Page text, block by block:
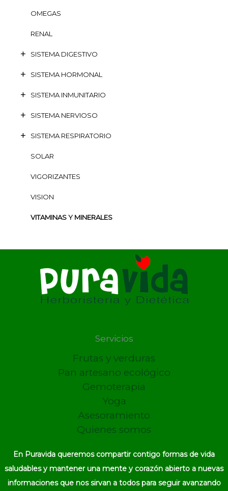
OMEGAS
RENAL
SISTEMA DIGESTIVO
SISTEMA HORMONAL
SISTEMA INMUNITARIO
SISTEMA NERVIOSO
SISTEMA RESPIRATORIO
SOLAR
VIGORIZANTES
VISION
VITAMINAS Y MINERALES
Servicios
Frutas y verduras
Pan artesano ecológico
Gemoterapia
Yoga
Asesoramiento
Quienes somos
En Puravida queremos compartir contigo formas de vida
saludables y mantener una mente y corazón abierto a nuevas
informaciones que nos sirvan a todos para seguir avanzando